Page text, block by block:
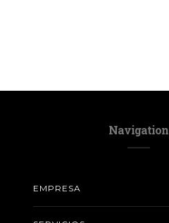
Navigation
EMPRESA